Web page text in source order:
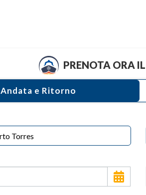
PRENOTA ORA
Andata e Ritorno